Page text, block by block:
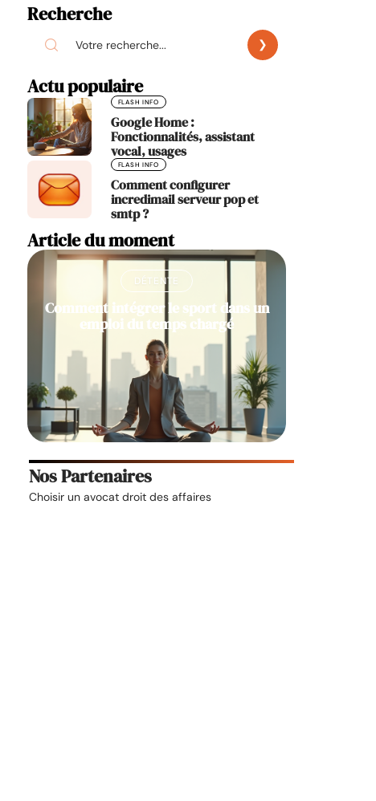
Recherche
Actu populaire
FLASH INFO
Google Home :
Fonctionnalités, assistant
vocal, usages
FLASH INFO
Comment configurer
incredimail serveur pop et
smtp ?
Article du moment
DÉTENTE
Comment intégrer le sport dans un
emploi du temps chargé
Nos Partenaires
Choisir un avocat droit des affaires